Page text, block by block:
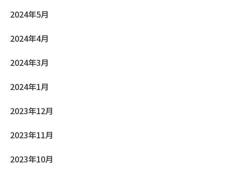
2024年5月
2024年4月
2024年3月
2024年1月
2023年12月
2023年11月
2023年10月